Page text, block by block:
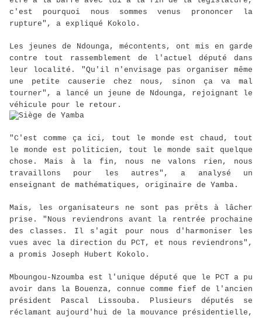
c'est pourquoi nous sommes venus prononcer la
rupture", a expliqué Kokolo.
Les jeunes de Ndounga, mécontents, ont mis en garde
contre tout rassemblement de l'actuel député dans
leur localité. "Qu'il n'envisage pas organiser même
une petite causerie chez nous, sinon ça va mal
tourner", a lancé un jeune de Ndounga, rejoignant le
véhicule pour le retour.
"C'est comme ça ici, tout le monde est chaud, tout
le monde est politicien, tout le monde sait quelque
chose. Mais à la fin, nous ne valons rien, nous
travaillons pour les autres", a analysé un
enseignant de mathématiques, originaire de Yamba.
Mais, les organisateurs ne sont pas prêts à lâcher
prise. "Nous reviendrons avant la rentrée prochaine
des classes. Il s'agit pour nous d'harmoniser les
vues avec la direction du PCT, et nous reviendrons",
a promis Joseph Hubert Kokolo.
Mboungou-Nzoumba est l'unique député que le PCT a pu
avoir dans la Bouenza, connue comme fief de l'ancien
président Pascal Lissouba. Plusieurs députés se
réclamant aujourd'hui de la mouvance présidentielle,